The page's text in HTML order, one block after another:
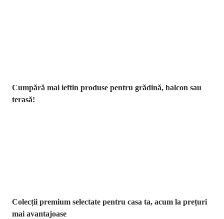
Cumpără mai ieftin produse pentru grădină, balcon sau
terasă!
Colecții premium selectate pentru casa ta, acum la prețuri
mai avantajoase